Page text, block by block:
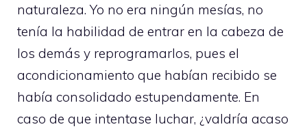
naturaleza. Yo no era ningún mesías, no
tenía la habilidad de entrar en la cabeza de
los demás y reprogramarlos, pues el
acondicionamiento que habían recibido se
había consolidado estupendamente. En
caso de que intentase luchar, ¿valdría acaso